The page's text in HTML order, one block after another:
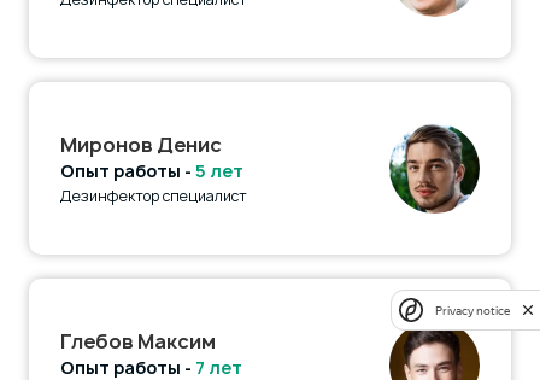
Миронов Денис
Опыт работы - 5 лет
Дезинфектор специалист
Глебов Максим
Опыт работы - 7 лет
Privacy notice